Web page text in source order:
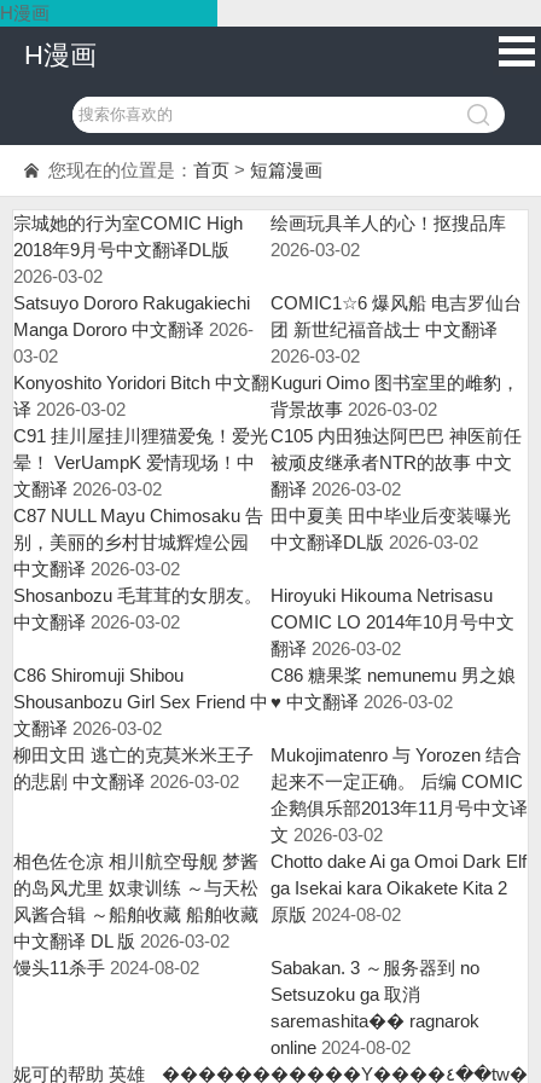
H漫画
H漫画
您现在的位置是： 首页 > 短篇漫画
宗城她的行为室COMIC High
2018年9月号中文翻译DL版
2026-03-02
绘画玩具羊人的心！抠搜品库
2026-03-02
Satsuyo Dororo Rakugakiechi
Manga Dororo 中文翻译 2026-
03-02
COMIC1☆6 爆风船 电吉罗仙台
团 新世纪福音战士 中文翻译
2026-03-02
Konyoshito Yoridori Bitch 中文翻
译 2026-03-02
Kuguri Oimo 图书室里的雌豹，
背景故事 2026-03-02
C91 挂川屋挂川狸猫爱兔！爱光
晕！ VerUampK 爱情现场！中
文翻译 2026-03-02
C105 内田独达阿巴巴 神医前任
被顽皮继承者NTR的故事 中文
翻译 2026-03-02
C87 NULL Mayu Chimosaku 告
别，美丽的乡村甘城辉煌公园
中文翻译 2026-03-02
田中夏美 田中毕业后变装曝光
中文翻译DL版 2026-03-02
Shosanbozu 毛茸茸的女朋友。
中文翻译 2026-03-02
Hiroyuki Hikouma Netrisasu
COMIC LO 2014年10月号中文
翻译 2026-03-02
C86 Shiromuji Shibou
Shousanbozu Girl Sex Friend 中
文翻译 2026-03-02
C86 糖果桨 nemunemu 男之娘
♥ 中文翻译 2026-03-02
柳田文田 逃亡的克莫米米王子
的悲剧 中文翻译 2026-03-02
Mukojimatenro 与 Yorozen 结合
起来不一定正确。 后编 COMIC
企鹅俱乐部2013年11月号中文译
文 2026-03-02
相色佐仓凉 相川航空母舰 梦酱
的岛风尤里 奴隶训练 ～与天松
风酱合辑 ～船舶收藏 船舶收藏
中文翻译 DL 版 2026-03-02
Chotto dake Ai ga Omoi Dark Elf
ga Isekai kara Oikakete Kita 2
原版 2024-08-02
馒头11杀手 2024-08-02
Sabakan. 3 ～服务器到 no
Setsuzoku ga 取消
saremashita�� ragnarok
online 2024-08-02
妮可的帮助 英雄
�����������Y����٤��tw�